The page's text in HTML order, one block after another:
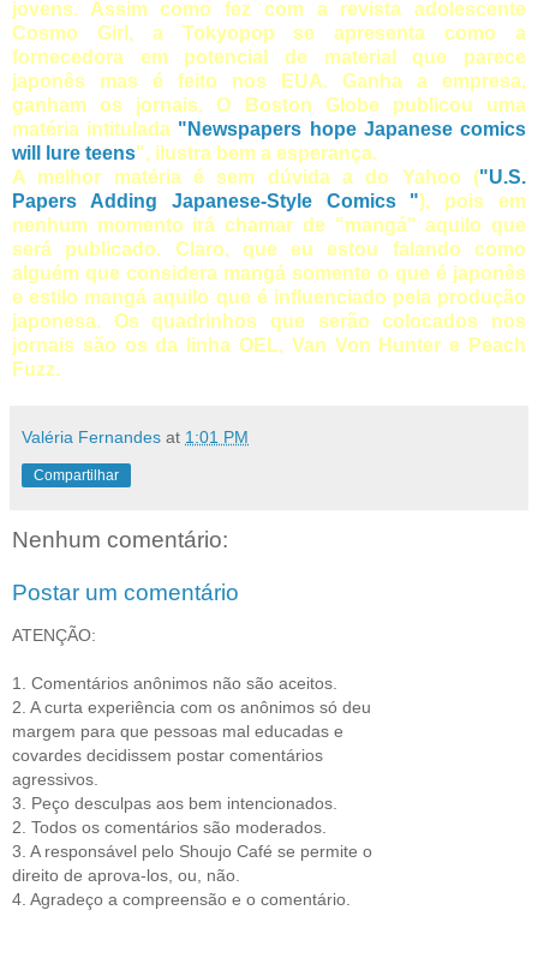
jovens. Assim como fez com a revista adolescente
Cosmo Girl, a Tokyopop se apresenta como a
fornecedora em potencial de material que parece
japonês mas é feito nos EUA. Ganha a empresa,
ganham os jornais. O Boston Globe publicou uma
matéria intitulada "Newspapers hope Japanese comics
will lure teens", ilustra bem a esperança.
A melhor matéria é sem dúvida a do Yahoo ("U.S.
Papers Adding Japanese-Style Comics "), pois em
nenhum momento irá chamar de "mangá" aquilo que
será publicado. Claro, que eu estou falando como
alguém que considera mangá somente o que é japonês
e estilo mangá aquilo que é influenciado pela produção
japonesa. Os quadrinhos que serão colocados nos
jornais são os da linha OEL, Van Von Hunter e Peach
Fuzz.
Valéria Fernandes at 1:01 PM
Compartilhar
Nenhum comentário:
Postar um comentário
ATENÇÃO:
1. Comentários anônimos não são aceitos.
2. A curta experiência com os anônimos só deu
margem para que pessoas mal educadas e
covardes decidissem postar comentários
agressivos.
3. Peço desculpas aos bem intencionados.
2. Todos os comentários são moderados.
3. A responsável pelo Shoujo Café se permite o
direito de aprova-los, ou, não.
4. Agradeço a compreensão e o comentário.